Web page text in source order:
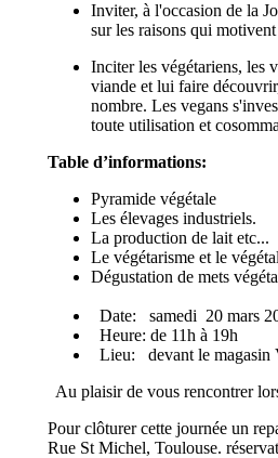
Inviter, à l'occasion de la
sur les raisons qui
Inciter les végétariens, les
viande et lui faire
nombre. Les vegans
toute utilisation et
Table d’informations:
Pyramide végétale
Les élevages industriels.
La production de lait etc...
Le végétarisme et le
Dégustation de mets
Date: samedi 20 mars
Heure: de 11h à 19h
Lieu: devant le magasin
Au plaisir de vous rencontrer
Pour clôturer cette journée un
Rue St Michel, Toulouse.